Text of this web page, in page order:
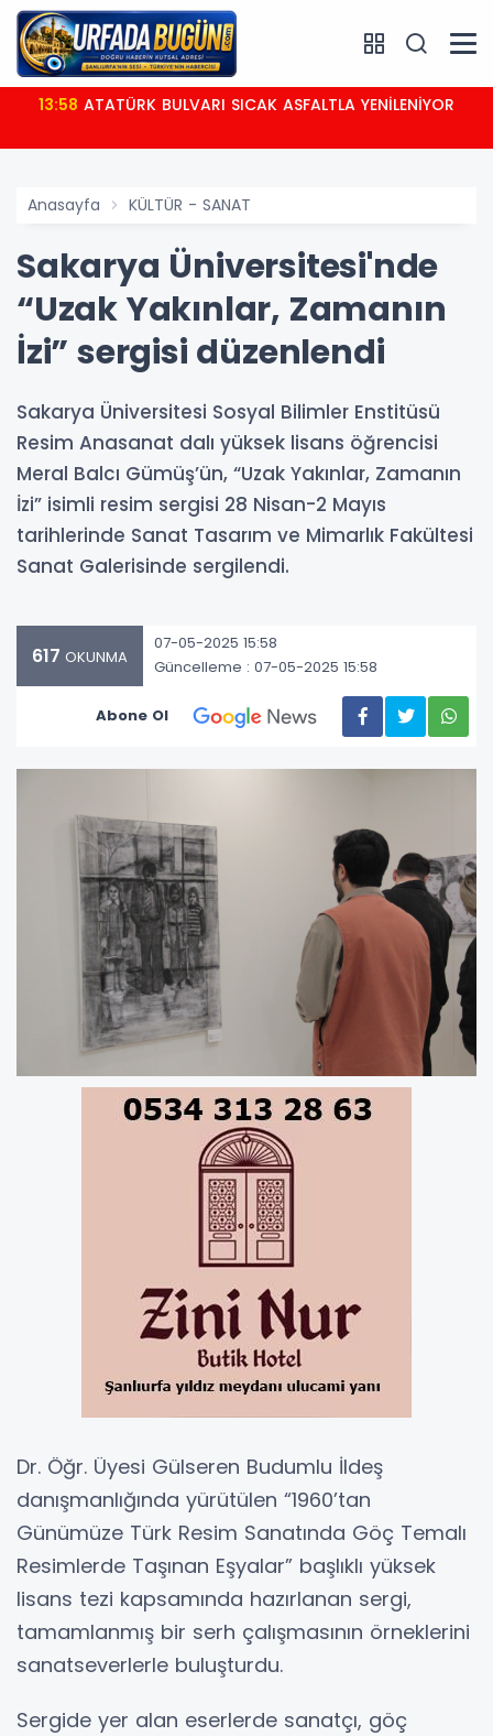
13:58 ATATÜRK BULVARI SICAK ASFALTLA YENİLENİYOR
Anasayfa KÜLTÜR - SANAT
Sakarya Üniversitesi'nde
“Uzak Yakınlar, Zamanın
İzi” sergisi düzenlendi
Sakarya Üniversitesi Sosyal Bilimler Enstitüsü
Resim Anasanat dalı yüksek lisans öğrencisi
Meral Balcı Gümüş’ün, “Uzak Yakınlar, Zamanın
İzi” isimli resim sergisi 28 Nisan-2 Mayıs
tarihlerinde Sanat Tasarım ve Mimarlık Fakültesi
Sanat Galerisinde sergilendi.
617 OKUNMA
07-05-2025 15:58
Güncelleme : 07-05-2025 15:58
Abone Ol
Dr. Öğr. Üyesi Gülseren Budumlu İldeş
danışmanlığında yürütülen “1960’tan
Günümüze Türk Resim Sanatında Göç Temalı
Resimlerde Taşınan Eşyalar” başlıklı yüksek
lisans tezi kapsamında hazırlanan sergi,
tamamlanmış bir serh çalışmasının örneklerini
sanatseverlerle buluşturdu.
Sergide yer alan eserlerde sanatçı, göç